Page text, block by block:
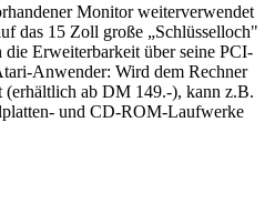
Monitor weiterverwendet
das 15 Zoll große „Schlüsselloch"
die Erweiterbarkeit über seine PCI-
Anwender: Wird dem Rechner
(erhältlich ab DM 149.-), kann z.B.
und CD-ROM-Laufwerke